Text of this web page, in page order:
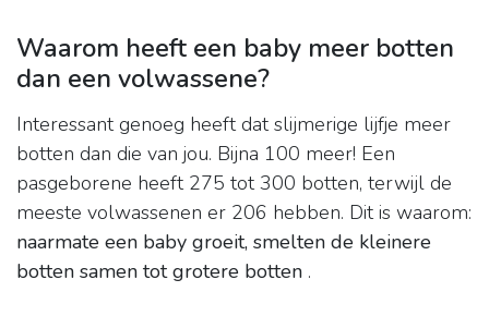
Waarom heeft een baby meer botten
dan een volwassene?
Interessant genoeg heeft dat slijmerige lijfje meer
botten dan die van jou. Bijna 100 meer! Een
pasgeborene heeft 275 tot 300 botten, terwijl de
meeste volwassenen er 206 hebben. Dit is waarom:
naarmate een baby groeit, smelten de kleinere
botten samen tot grotere botten .